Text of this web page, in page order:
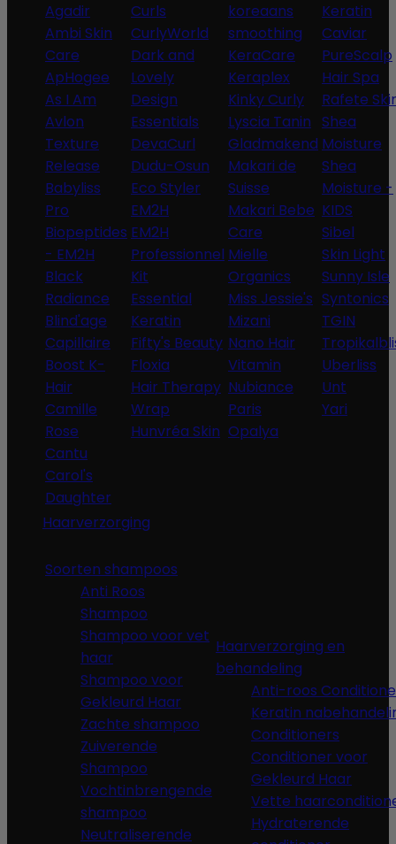
Agadir
Ambi Skin
Care
ApHogee
As I Am
Avlon
Texture
Release
Babyliss
Pro
Biopeptides
- EM2H
Black
Radiance
Blind'age
Capillaire
Boost K-
Hair
Camille
Rose
Cantu
Carol's
Daughter
Curls
CurlyWorld
Dark and
Lovely
Design
Essentials
DevaCurl
Dudu-Osun
Eco Styler
EM2H
EM2H
Professionnel
Kit
Essential
Keratin
Fifty's Beauty
Floxia
Hair Therapy
Wrap
Hunvréa Skin
koreaans
smoothing
KeraCare
Keraplex
Kinky Curly
Lyscia Tanin
Gladmakend
Makari de
Suisse
Makari Bebe
Care
Mielle
Organics
Miss Jessie's
Mizani
Nano Hair
Vitamin
Nubiance
Paris
Opalya
Keratin
Caviar
PureScalp
Hair Spa
Rafete
Shea
Moisture
Shea
Moisture -
KIDS
Sibel
Skin Light
Sunny Isle
Syntonics
TGIN
Uberliss
Unt
Yari
Haarverzorging
Soorten shampoos
Anti Roos
Shampoo
Shampoo voor vet
haar
Shampoo voor
Gekleurd Haar
Zachte shampoo
Zuiverende
Shampoo
Vochtinbrengende
shampoo
Neutraliserende
Haarverzorging en
behandeling
Anti-roos
Keratin
Conditioners
Conditioner voor
Gekleurd Haar
Vette
Hydraterende